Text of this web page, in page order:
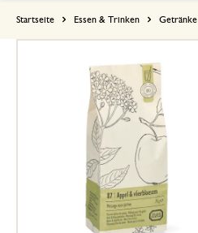
Startseite Essen & Trinken Getränke